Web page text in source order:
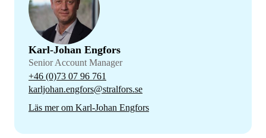
Karl-Johan Engfors
Senior Account Manager
+46 (0)73 07 96 761
karljohan.engfors@stralfors.se
Läs mer om Karl-Johan Engfors